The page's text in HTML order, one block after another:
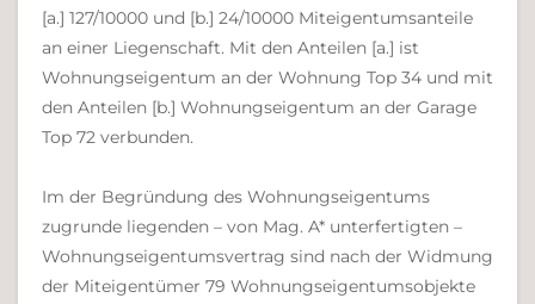
[a.] 127/10000 und [b.] 24/10000 Miteigentumsanteile
an einer Liegenschaft. Mit den Anteilen [a.] ist
Wohnungseigentum an der Wohnung Top 34 und mit
den Anteilen [b.] Wohnungseigentum an der Garage
Top 72 verbunden.
Im der Begründung des Wohnungseigentums
zugrunde liegenden – von Mag. A* unterfertigten –
Wohnungseigentumsvertrag sind nach der Widmung
der Miteigentümer 79 Wohnungseigentumsobjekte